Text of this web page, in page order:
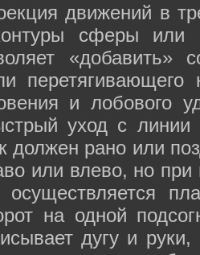
движений в
сферы или
«добавить»
перетягивающего
и лобового
уход с
должен рано или
или влево, но
осуществляется
на одной
дугу и